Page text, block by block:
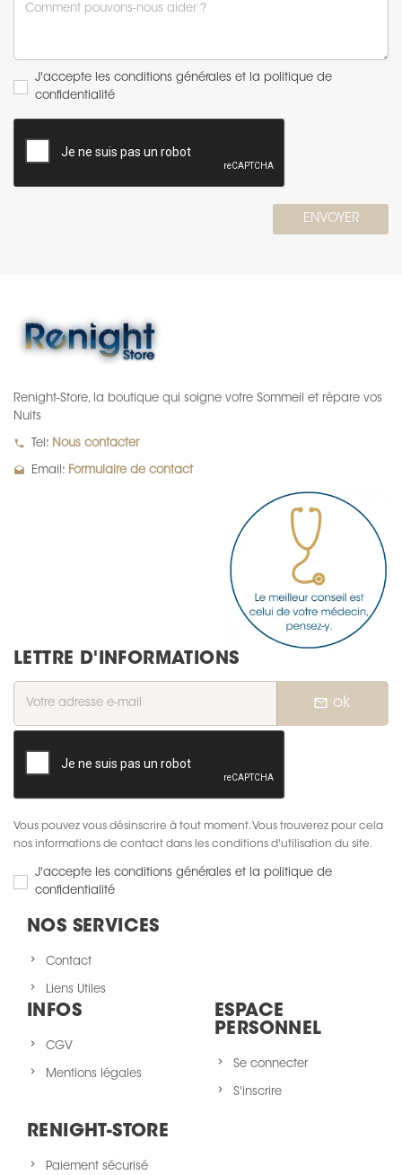
J'accepte les conditions générales et la politique de
confidentialité
Renight-Store, la boutique qui soigne votre Sommeil et répare vos
Nuits
local_phone Tel: Nous contacter
drafts Email: Formulaire de contact
LETTRE D'INFORMATIONS
mail_outline ok
Vous pouvez vous désinscrire à tout moment. Vous trouverez pour cela
nos informations de contact dans les conditions d'utilisation du site.
J'accepte les conditions générales et la politique de
confidentialité
NOS SERVICES
Contact
Liens Utiles
INFOS
CGV
Mentions légales
ESPACE
PERSONNEL
Se connecter
S'inscrire
RENIGHT-STORE
Paiement sécurisé